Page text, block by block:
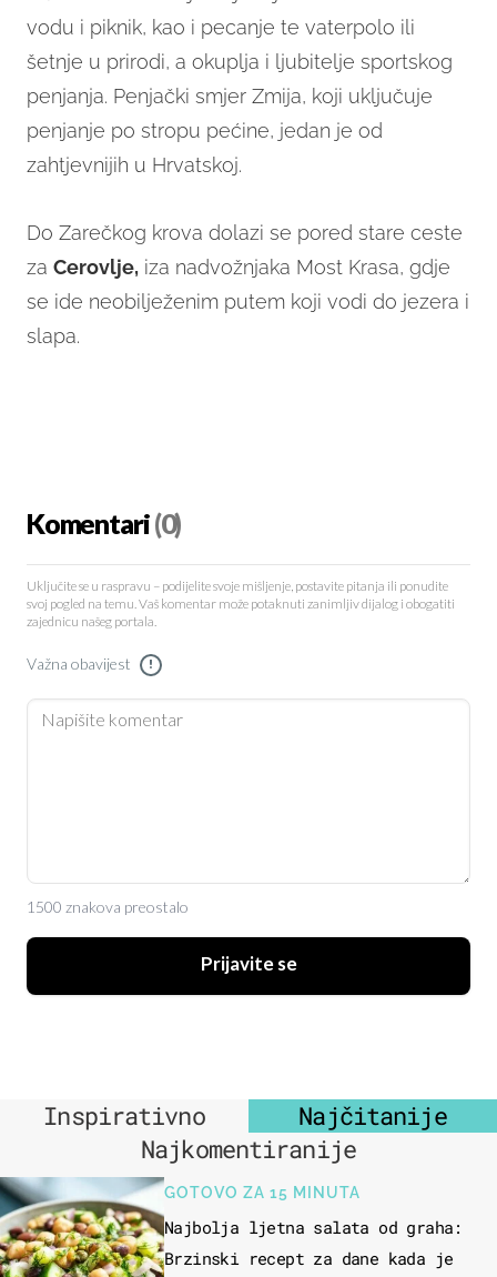
vodu i piknik, kao i pecanje te vaterpolo ili
šetnje u prirodi, a okuplja i ljubitelje sportskog
penjanja. Penjački smjer Zmija, koji uključuje
penjanje po stropu pećine, jedan je od
zahtjevnijih u Hrvatskoj.
Do Zarečkog krova dolazi se pored stare ceste
za Cerovlje, iza nadvožnjaka Most Krasa, gdje
se ide neobilježenim putem koji vodi do jezera i
slapa.
Komentari(0)
Uključite se u raspravu – podijelite svoje mišljenje, postavite pitanja ili ponudite
svoj pogled na temu. Vaš komentar može potaknuti zanimljiv dijalog i obogatiti
zajednicu našeg portala.
Važna obavijest !
1500 znakova preostalo
Prijavite se
Inspirativno
Najčitanije
Najkomentiranije
GOTOVO ZA 15 MINUTA
Najbolja ljetna salata od graha:
Brzinski recept za dane kada je